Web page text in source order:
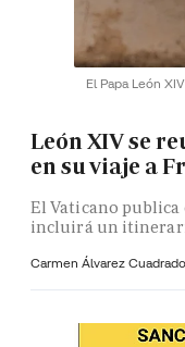
El Papa León
León XIV se
en su viaje a
El Vaticano publica
incluirá un
Carmen Álvarez Cuadrado